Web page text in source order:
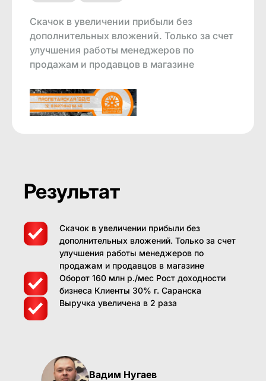
Скачок в увеличении прибыли без
дополнительных вложений. Только за счет
улучшения работы менеджеров по
продажам и продавцов в магазине
Результат
Скачок в увеличении прибыли без
дополнительных вложений. Только за счет
улучшения работы менеджеров по
продажам и продавцов в магазине
Оборот 160 млн р./мес Рост доходности
бизнеса Клиенты 30% г. Саранска
Выручка увеличена в 2 раза
Вадим Нугаев